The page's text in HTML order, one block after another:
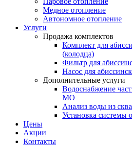
Медное отопление
Автономное отопление
Услуги
Продажа комплектов
Комплект для
(колодца)
Фильтр для
Насос для
Дополнительные услуги
Водоснабжение
МО
Анализ воды из
Установка системы
Цены
Акции
Контакты